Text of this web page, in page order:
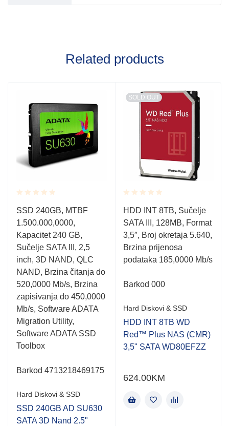
Related products
Rated
0.001
out
of
5
SSD 240GB, MTBF
1.500.000,0000,
Kapacitet 240 GB,
Sučelje SATA III, 2,5
inch, 3D NAND, QLC
NAND, Brzina čitanja do
520,0000 Mb/s, Brzina
zapisivanja do 450,0000
Mb/s, Software ADATA
Migration Utility,
Software ADATA SSD
Toolbox
Barkod 4713218469175
Hard Diskovi & SSD
SSD 240GB AD SU630
SATA 3D Nand 2.5"
SOLD OUT
Rated
0.001
out
of
5
HDD INT 8TB, Sučelje
SATA III, 128MB, Format
3,5″, Broj okretaja 5.640,
Brzina prijenosa
podataka 185,0000 Mb/s
Barkod 000
Hard Diskovi & SSD
HDD INT 8TB WD
Red™ Plus NAS (CMR)
3,5" SATA WD80EFZZ
624.00KM